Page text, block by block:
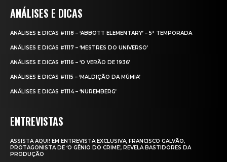
ANÁLISES E DICAS
ANÁLISES E DICAS #1118 – ‘ABBOTT ELEMENTARY’ – 5ª TEMPORADA
ANÁLISES E DICAS #1117 – ‘MESTRES DO UNIVERSO’
ANÁLISES E DICAS #1116 – ‘O VERÃO DE 1936’
ANÁLISES E DICAS #1115 – ‘MALDIÇÃO DA MÚMIA’
ANÁLISES E DICAS #1114 – ‘NUREMBERG’
ENTREVISTAS
ASSISTA AQUI! EM ENTREVISTA EXCLUSIVA, FRANCISCO GALVÃO,
PROTAGONISTA DE ‘O GÊNIO DO CRIME’, REVELA BASTIDORES DA
PRODUÇÃO